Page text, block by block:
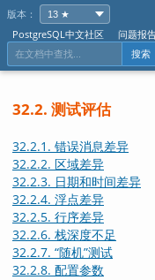
版本：
PostgreSQL中文社区
问题报
搜索
32.2. 测试评估
32.2.1. 错误消息差异
32.2.2. 区域差异
32.2.3. 日期和时间差异
32.2.4. 浮点差异
32.2.5. 行序差异
32.2.6. 栈深度不足
32.2.7. “随机”测试
32.2.8. 配置参数